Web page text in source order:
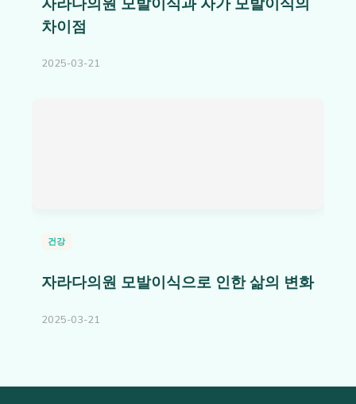
차이점
2025-03-21
건강
자라다의원 모발이식으로 인한 삶의 변화
2025-03-21